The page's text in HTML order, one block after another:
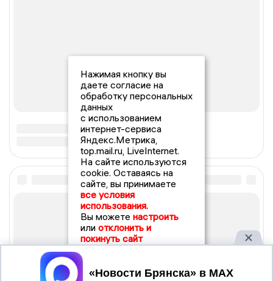
Нажимая кнопку вы
даете согласие на
обработку персональных
данных
с использованием
интернет-сервиса
Яндекс.Метрика,
top.mail.ru, LiveInternet.
На сайте используются
cookie. Оставаясь на
сайте, вы принимаете
все условия
использования.
Вы можете настроить
или отклонить и
покинуть сайт
Принять